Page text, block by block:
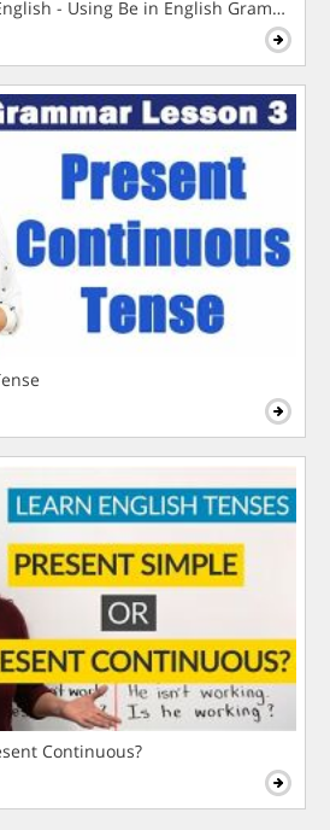
- Using Be in English Grammar
Continuous?